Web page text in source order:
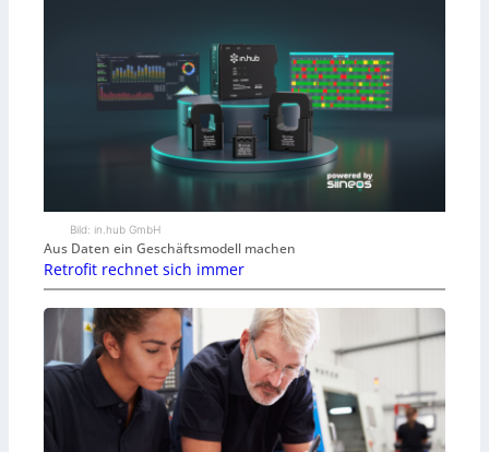
Bild: in.hub GmbH
Aus Daten ein Geschäftsmodell machen
Retrofit rechnet sich immer